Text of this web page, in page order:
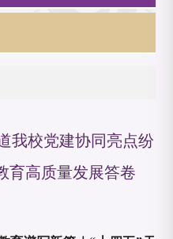
我校党建协同亮点纷
高质量发展答卷